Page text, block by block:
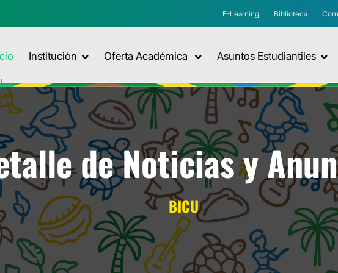
E-Learning Biblioteca
Institución Oferta Académica Asuntos Estudiantiles
de Noticias y
BICU